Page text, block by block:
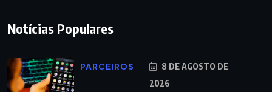
Notícias Populares
PARCEIROS
8 DE AGOSTO DE
2026